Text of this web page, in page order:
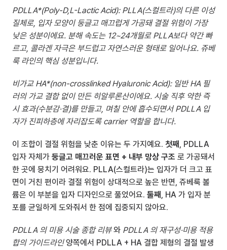
PDLLA*(Poly-D,L-Lactic Acid): PLLA(스컬트라)의 다른 이성
질체로, 입자 모양이 둥글고 매끄럽게 가공돼 결절 위험이 가장
낮은 성분이에요. 분해 속도는 12~24개월로 PLLA보다 약간 빠
르고, 콜라겐 자극은 부드럽고 자연스러운 형태로 일어나요. 쥬베
룩 라인의 핵심 성분입니다.
비가교 HA*(non-crosslinked Hyaluronic Acid): 일반 HA 필
러의 가교 결합 없이 만든 히알루론산이에요. 시술 직후 약한 즉
시 효과(수분감·결)를 만들고, 며칠 안에 흡수되면서 PDLLA 입
자가 진피하층에 자리잡도록 carrier 역할을 합니다.
이 조합이 결절 위험을 낮춘 이유는 두 가지예요. 첫째 , PDLLA
입자 자체가 둥글고 매끄러운 표면 + 내부 망상 구조 로 가공돼서
한 곳에 뭉치기 어려워요. PLLA(스컬트라)는 입자가 더 크고 표
면이 거친 편이라 결절 위험이 상대적으로 높은 반면, 쥬베룩 볼
륨은 이 부분을 입자 디자인으로 풀었어요. 둘째 , HA 가 입자 분
포를 균일하게 도와줘서 한 점에 집중되지 않아요.
PDLLA 의 미용 시술 종합 리뷰 와 PDLLA 의 재구성·미용 적용
합의 가이드라인 양쪽에서 PDLLA + HA 결합 제형의 결절 발생